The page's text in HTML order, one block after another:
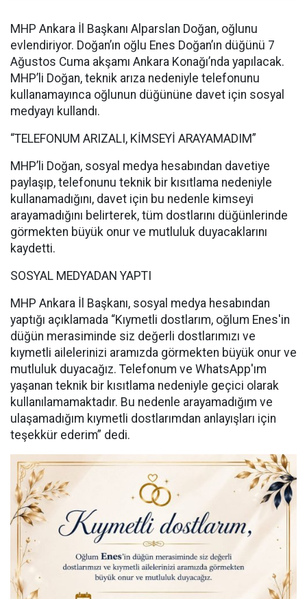
MHP Ankara İl Başkanı Alparslan Doğan, oğlunu
evlendiriyor. Doğan’ın oğlu Enes Doğan’ın düğünü 7
Ağustos Cuma akşamı Ankara Konağı’nda yapılacak.
MHP’li Doğan, teknik arıza nedeniyle telefonunu
kullanamayınca oğlunun düğününe davet için sosyal
medyayı kullandı.
“TELEFONUM ARIZALI, KİMSEYİ ARAYAMADIM”
MHP’li Doğan, sosyal medya hesabından davetiye
paylaşıp, telefonunu teknik bir kısıtlama nedeniyle
kullanamadığını, davet için bu nedenle kimseyi
arayamadığını belirterek, tüm dostlarını düğünlerinde
görmekten büyük onur ve mutluluk duyacaklarını
kaydetti.
SOSYAL MEDYADAN YAPTI
MHP Ankara İl Başkanı, sosyal medya hesabından
yaptığı açıklamada “Kıymetli dostlarım, oğlum Enes'in
düğün merasiminde siz değerli dostlarımızı ve
kıymetli ailelerinizi aramızda görmekten büyük onur ve
mutluluk duyacağız. Telefonum ve WhatsApp'ım
yaşanan teknik bir kısıtlama nedeniyle geçici olarak
kullanılamamaktadır. Bu nedenle arayamadığım ve
ulaşamadığım kıymetli dostlarımdan anlayışları için
teşekkür ederim” dedi.